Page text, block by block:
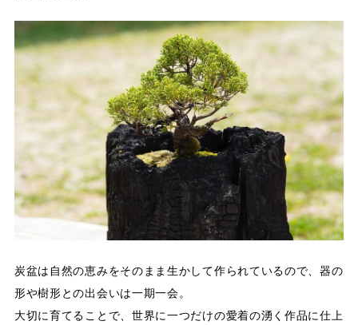
炭盆は自然の恵みをそのまま生かして作られているので、器の
形や樹形との出会いは一期一会。
大切に育てることで、世界に一つだけの愛着の湧く作品に仕上